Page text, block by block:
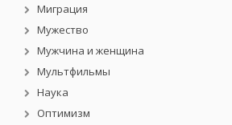
Миграция
Мужество
Мужчина и женщина
Мультфильмы
Наука
Оптимизм